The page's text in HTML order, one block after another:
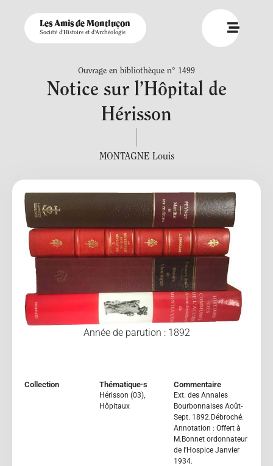
Les Amis de Montluçon
Société d'Histoire et d'Archéologie
Ouvrage en bibliothèque n° 1499
Notice sur l’Hôpital de
Hérisson
MONTAGNE Louis
Année de parution : 1892
Collection Thématique·s
Hérisson (03),
Hôpitaux
Commentaire
Ext. des Annales
Bourbonnaises Août-
Sept. 1892.Débroché.
Annotation : Offert à
M.Bonnet ordonnateur
de l'Hospice Janvier
1934.